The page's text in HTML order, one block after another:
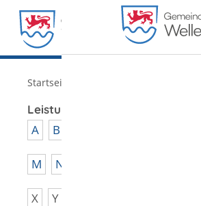
Startseite
Leistungen von A - Z
A B
M N
X Y